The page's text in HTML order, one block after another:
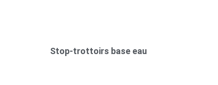
Stop-trottoirs base eau